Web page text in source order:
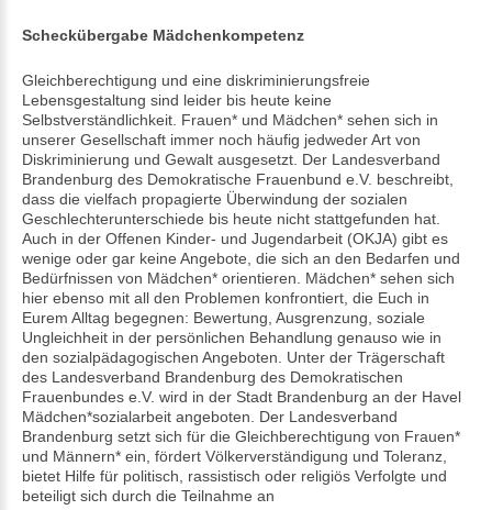
Scheckübergabe Mädchenkompetenz
Gleichberechtigung und eine diskriminierungsfreie
Lebensgestaltung sind leider bis heute keine
Selbstverständlichkeit. Frauen* und Mädchen* sehen sich in
unserer Gesellschaft immer noch häufig jedweder Art von
Diskriminierung und Gewalt ausgesetzt. Der Landesverband
Brandenburg des Demokratische Frauenbund e.V. beschreibt,
dass die vielfach propagierte Überwindung der sozialen
Geschlechterunterschiede bis heute nicht stattgefunden hat.
Auch in der Offenen Kinder- und Jugendarbeit (OKJA) gibt es
wenige oder gar keine Angebote, die sich an den Bedarfen und
Bedürfnissen von Mädchen* orientieren. Mädchen* sehen sich
hier ebenso mit all den Problemen konfrontiert, die Euch in
Eurem Alltag begegnen: Bewertung, Ausgrenzung, soziale
Ungleichheit in der persönlichen Behandlung genauso wie in
den sozialpädagogischen Angeboten. Unter der Trägerschaft
des Landesverband Brandenburg des Demokratischen
Frauenbundes e.V. wird in der Stadt Brandenburg an der Havel
Mädchen*sozialarbeit angeboten. Der Landesverband
Brandenburg setzt sich für die Gleichberechtigung von Frauen*
und Männern* ein, fördert Völkerverständigung und Toleranz,
bietet Hilfe für politisch, rassistisch oder religiös Verfolgte und
beteiligt sich durch die Teilnahme an